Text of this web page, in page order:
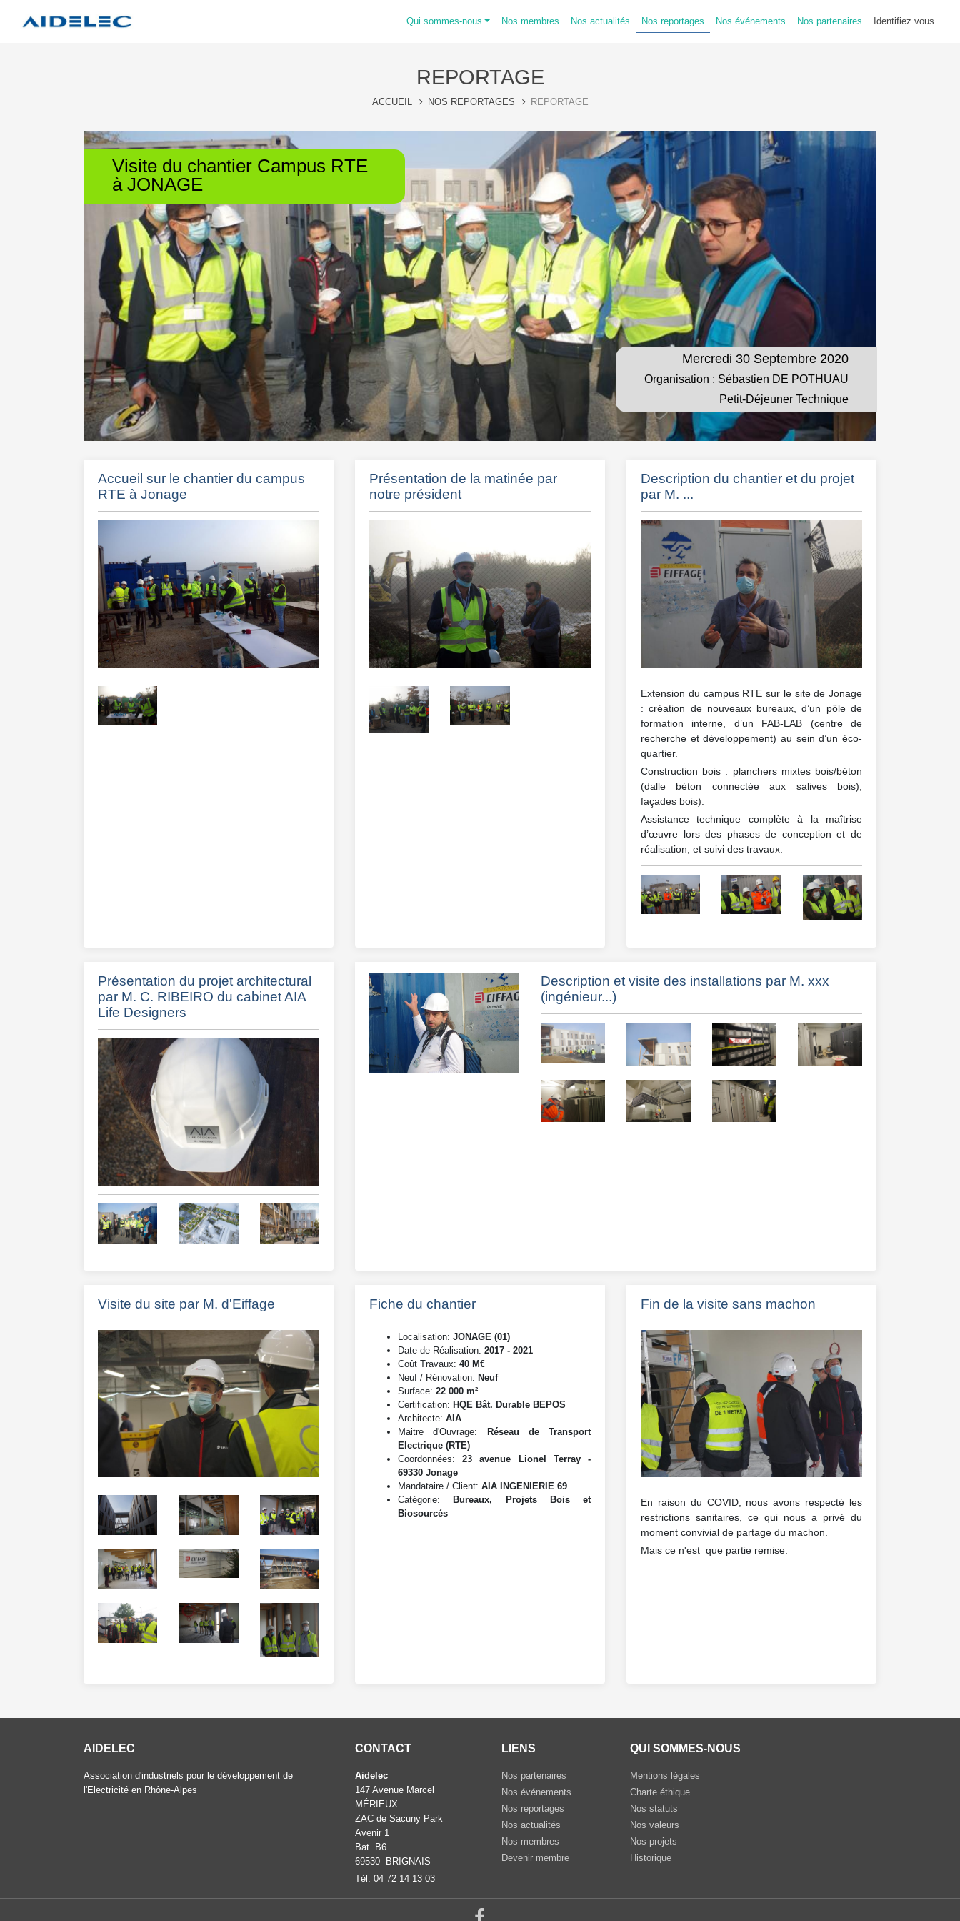
Qui sommes-nous Nos membres Nos actualités Nos reportages Nos événements Nos partenaires Identifiez vous
REPORTAGE
ACCUEIL NOS REPORTAGES REPORTAGE
Visite du chantier Campus RTE
à JONAGE
Mercredi 30 Septembre 2020
Organisation : Sébastien DE POTHUAU
Petit-Déjeuner Technique
Accueil sur le chantier du campus
RTE à Jonage
Présentation de la matinée par
notre président
Description du chantier et du projet
par M. ...
Extension du campus RTE sur le site de Jonage
: création de nouveaux bureaux, d’un pôle de
formation interne, d’un FAB-LAB (centre de
recherche et développement) au sein d’un éco-
quartier.
Construction bois : planchers mixtes bois/béton
(dalle béton connectée aux salives bois),
façades bois).
Assistance technique complète à la maîtrise
d’œuvre lors des phases de conception et de
réalisation, et suivi des travaux.
Présentation du projet architectural
par M. C. RIBEIRO du cabinet AIA
Life Designers
Description et visite des installations par M. xxx
(ingénieur...)
Visite du site par M. d'Eiffage Fiche du chantier
Localisation: JONAGE (01)
Date de Réalisation: 2017 - 2021
Coût Travaux: 40 M€
Neuf / Rénovation: Neuf
Surface: 22 000 m²
Certification: HQE Bât. Durable BEPOS
Architecte: AIA
Maitre d'Ouvrage: Réseau de Transport
Electrique (RTE)
Coordonnées:23 avenue Lionel Terray -
69330 Jonage
Mandataire / Client: AIA INGENIERIE 69
Catégorie:Bureaux, Projets Bois et
Biosourcés
Fin de la visite sans machon
En raison du COVID, nous avons respecté les
restrictions sanitaires, ce qui nous a privé du
moment convivial de partage du machon.
Mais ce n'est que partie remise.
AIDELEC
Association d'industriels pour le développement de
l'Electricité en Rhône-Alpes
CONTACT
Aidelec
147 Avenue Marcel
MÉRIEUX
ZAC de Sacuny Park
Avenir 1
Bat. B6
69530 BRIGNAIS
Tél. 04 72 14 13 03
LIENS
Nos partenaires
Nos événements
Nos reportages
Nos actualités
Nos membres
Devenir membre
QUI SOMMES-NOUS
Mentions légales
Charte éthique
Nos statuts
Nos valeurs
Nos projets
Historique